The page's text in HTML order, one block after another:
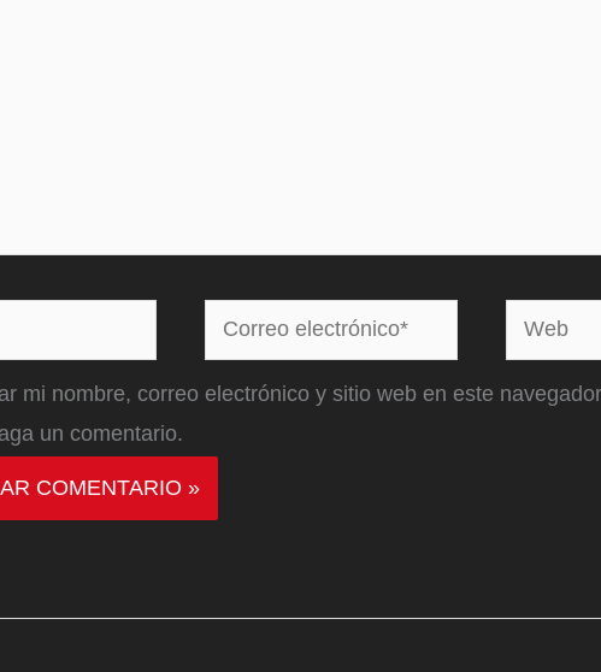
Correo
electrónico*
Web
mi nombre, correo electrónico y sitio web en este
un comentario.